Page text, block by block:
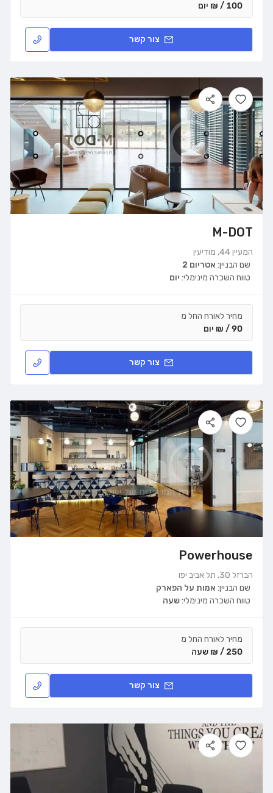
100 / ₪ יום
צור קשר
M-DOT
המעיין 44, מודיעין
שם הבניין: אטריום 2
טווח השכרה מינימלי: יום
מחיר לאורח החל מ
90 / ₪ יום
צור קשר
Powerhouse
הברזל 30, תל אביב יפו
שם הבניין: אמות על הפארק
טווח השכרה מינימלי:שעה
מחיר לאורח החל מ
250 / ₪ שעה
צור קשר